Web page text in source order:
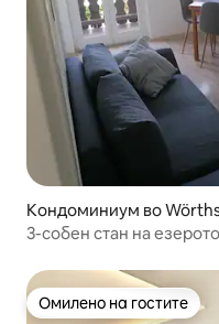
Кондоминиум во
3-собен стан на
Омилено на гостите
Омилено на гостите